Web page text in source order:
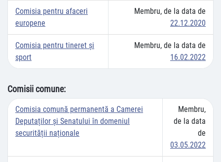
Comisia pentru afaceri
europene
Membru, de la data de
22.12.2020
Comisia pentru tineret și
sport
Membru, de la data de
16.02.2022
Comisii comune:
Comisia comună permanentă a Camerei
Deputaților și Senatului în domeniul
securității naționale
Membru,
de la data
de
03.05.2022